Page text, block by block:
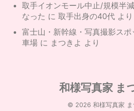
取手イオンモール中止/規模半
なった に 取手出身の40代 より
富士山・新幹線・写真撮影ス
車場 に まつきよ より
和様写真家 ま
© 2026 和様写真家 ま